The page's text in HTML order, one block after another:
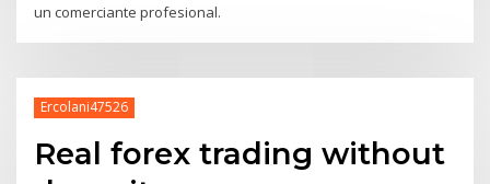
un comerciante profesional.
Ercolani47526
Real forex trading without